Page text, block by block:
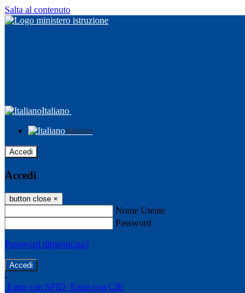
Salta al contenuto
Italiano
Italiano
Accedi
Accedi
button close ×
Nome Utente
Password
Password dimenticata?
-
Entra con SPID Entra con CIE